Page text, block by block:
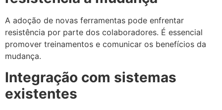
A adoção de novas ferramentas pode enfrentar
resistência por parte dos colaboradores. É essencial
promover treinamentos e comunicar os benefícios da
mudança.
Integração com sistemas
existentes